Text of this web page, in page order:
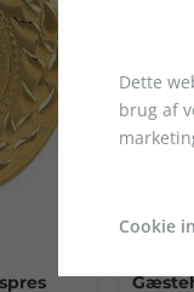
Dette
brug af
Cookie